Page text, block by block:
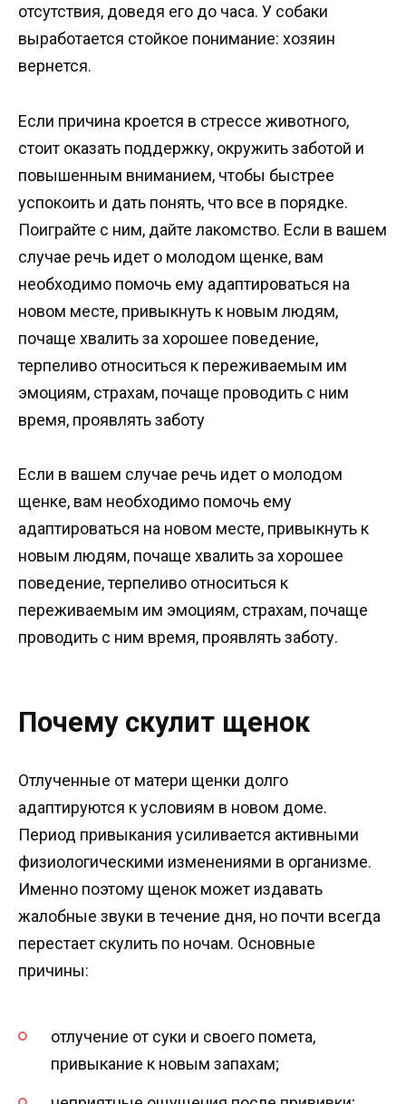
отсутствия, доведя его до часа. У собаки
выработается стойкое понимание: хозяин
вернется.
Если причина кроется в стрессе животного,
стоит оказать поддержку, окружить заботой и
повышенным вниманием, чтобы быстрее
успокоить и дать понять, что все в порядке.
Поиграйте с ним, дайте лакомство. Если в вашем
случае речь идет о молодом щенке, вам
необходимо помочь ему адаптироваться на
новом месте, привыкнуть к новым людям,
почаще хвалить за хорошее поведение,
терпеливо относиться к переживаемым им
эмоциям, страхам, почаще проводить с ним
время, проявлять заботу
Если в вашем случае речь идет о молодом
щенке, вам необходимо помочь ему
адаптироваться на новом месте, привыкнуть к
новым людям, почаще хвалить за хорошее
поведение, терпеливо относиться к
переживаемым им эмоциям, страхам, почаще
проводить с ним время, проявлять заботу.
Почему скулит щенок
Отлученные от матери щенки долго
адаптируются к условиям в новом доме.
Период привыкания усиливается активными
физиологическими изменениями в организме.
Именно поэтому щенок может издавать
жалобные звуки в течение дня, но почти всегда
перестает скулить по ночам. Основные
причины:
отлучение от суки и своего помета,
привыкание к новым запахам;